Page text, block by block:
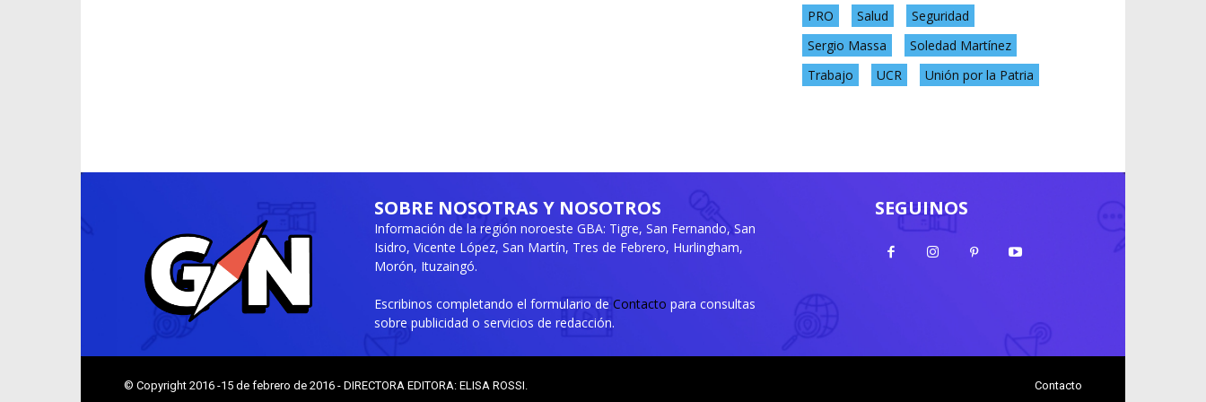
PRO
Salud
Seguridad
Sergio Massa
Soledad Martínez
Trabajo
UCR Unión por la Patria
SOBRE NOSOTRAS Y NOSOTROS
Información de la región noroeste GBA: Tigre, San Fernando, San
Isidro, Vicente López, San Martín, Tres de Febrero, Hurlingham,
Morón, Ituzaingó.
Escribinos completando el formulario de Contacto para consultas
sobre publicidad o servicios de redacción.
SEGUINOS
© Copyright 2016 -15 de febrero de 2016 - DIRECTORA EDITORA: ELISA ROSSI. Contacto